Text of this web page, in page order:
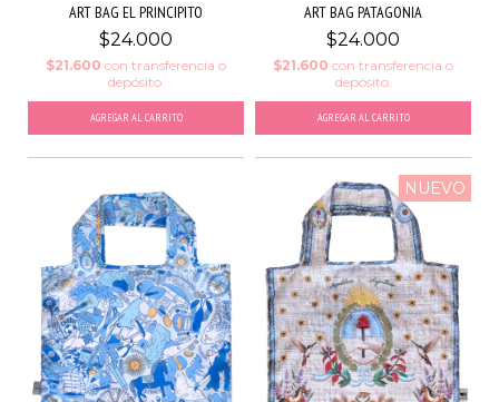
ART BAG EL PRINCIPITO
$24.000
$21.600 con transferencia o
depósito.
ART BAG PATAGONIA
$24.000
$21.600 con transferencia o
depósito.
NUEVO